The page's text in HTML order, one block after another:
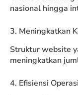
nasional hingga
3. Meningkatkan
Struktur website
meningkatkan
4. Efisiensi